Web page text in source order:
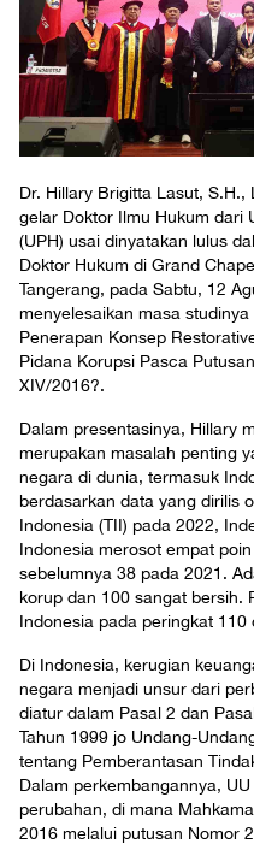
Dr. Hillary Brigitta Lasut,
gelar Doktor Ilmu Hukum dari
(UPH) usai dinyatakan lulus
Doktor Hukum di Grand
Tangerang, pada Sabtu, 12
menyelesaikan masa
Penerapan Konsep
Pidana Korupsi Pasca
XIV/2016?.
Dalam presentasinya, Hillary
merupakan masalah penting
negara di dunia, termasuk
berdasarkan data yang dirilis
Indonesia (TII) pada 2022,
Indonesia merosot empat
sebelumnya 38 pada 2021.
korup dan 100 sangat bersih.
Indonesia pada peringkat
Di Indonesia, kerugian
negara menjadi unsur dari
diatur dalam Pasal 2 dan
Tahun 1999 jo Undang-
tentang Pemberantasan
Dalam perkembangannya,
perubahan, di mana
2016 melalui putusan Nomor